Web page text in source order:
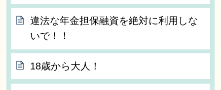
違法な年金担保融資を絶対に利用しな
いで！！
18歳から大人！